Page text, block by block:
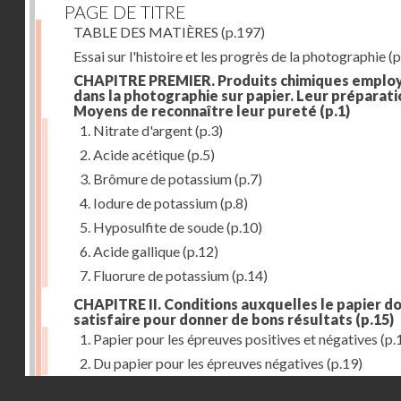
PAGE DE TITRE
TABLE DES MATIÈRES (p.197)
Essai sur l'histoire et les progrès de la photographie
CHAPITRE PREMIER. Produits chimiques
dans la photographie sur papier. Leur
Moyens de reconnaître leur pureté (p.1)
1. Nitrate d'argent(p.3)
2. Acide acétique(p.5)
3. Brômure de potassium(p.7)
4. Iodure de potassium(p.8)
5. Hyposulfite de soude(p.10)
6. Acide gallique(p.12)
7. Fluorure de potassium(p.14)
CHAPITRE II. Conditions auxquelles le papier
satisfaire pour donner de bons résultats (p.15)
1. Papier pour les épreuves positives et négatives
2. Du papier pour les épreuves négatives (p.19)